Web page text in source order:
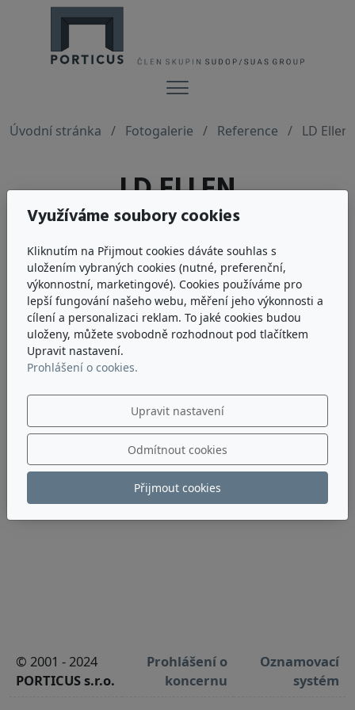
Menu
Úvodní stránka
Fotogalerie Reference LD Ellen
LD ELLEN
© 2001 - 2024
PORTICUS s.r.o.
Prohlášení o
koncernu
Oznamovací
systém
Využíváme soubory cookies
Kliknutím na Přijmout cookies dáváte souhlas s
uložením vybraných cookies (nutné, preferenční,
výkonnostní, marketingové). Cookies používáme pro
lepší fungování našeho webu, měření jeho výkonnosti a
cílení a personalizaci reklam. To jaké cookies budou
uloženy, můžete svobodně rozhodnout pod tlačítkem
Upravit nastavení.
Prohlášení o cookies.
Upravit nastavení
Odmítnout cookies
Přijmout cookies